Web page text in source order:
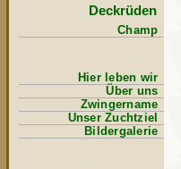
Deckrüden
Champ
Hier leben wir
Über uns
Zwingername
Unser Zuchtziel
Bildergalerie